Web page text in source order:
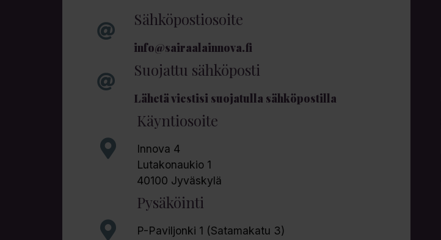
Sähköpostiosoite
info@sairaalainnova.fi
Suojattu sähköposti
Lähetä viestisi suojatulla sähköpostilla
Käyntiosoite
Innova 4
Lutakonaukio 1
40100 Jyväskylä
Pysäköinti
P-Paviljonki 1 (Satamakatu 3)